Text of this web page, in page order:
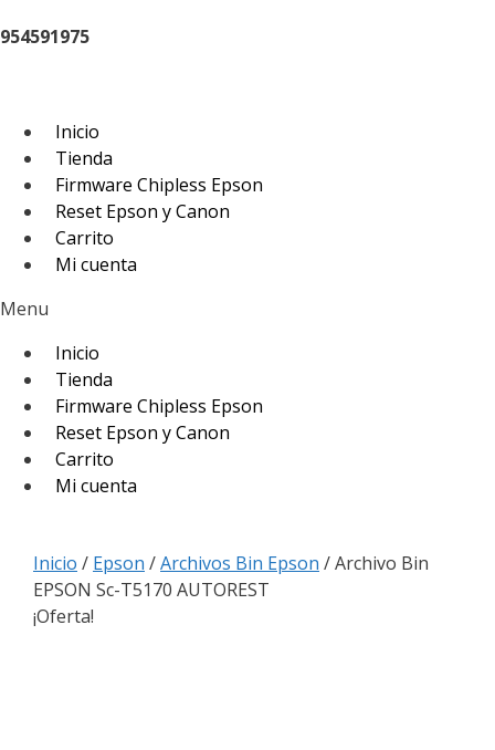
Saltar
954591975
Inicio
Tienda
Firmware Chipless Epson
Reset Epson y Canon
Carrito
Mi cuenta
Menu
Inicio
Tienda
Firmware Chipless Epson
Reset Epson y Canon
Carrito
Mi cuenta
Inicio / Epson /Archivos Bin Epson / Archivo Bin
EPSON Sc-T5170 AUTOREST
¡Oferta!